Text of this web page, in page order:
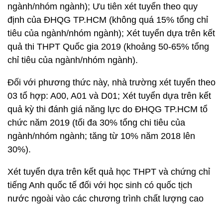
ngành/nhóm ngành); Ưu tiên xét tuyển theo quy
định của ĐHQG TP.HCM (không quá 15% tổng chỉ
tiêu của ngành/nhóm ngành); Xét tuyển dựa trên kết
quả thi THPT Quốc gia 2019 (khoảng 50-65% tổng
chỉ tiêu của ngành/nhóm ngành).
Đối với phương thức này, nhà trường xét tuyển theo
03 tổ hợp: A00, A01 và D01; Xét tuyển dựa trên kết
quả kỳ thi đánh giá năng lực do ĐHQG TP.HCM tổ
chức năm 2019 (tối đa 30% tổng chi tiêu của
ngành/nhóm ngành; tăng từ 10% năm 2018 lên
30%).
Xét tuyển dựa trên kết quả học THPT và chứng chỉ
tiếng Anh quốc tế đối với học sinh có quốc tịch
nước ngoài vào các chương trình chất lượng cao